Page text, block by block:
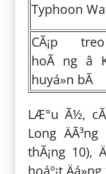
Typhoon
CÃ¡p
hoÃ ng â
huyá»n bÃ­
LÆ°u Ã½,
Long
thÃ¡ng 10),
hoáº¡t